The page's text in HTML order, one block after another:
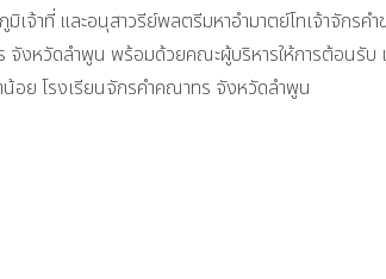
มิเจ้าที่ และอนุสาวรีย์พลตรีมหาอำมาตย์โทเจ้าจักร
จังหวัดลำพูน พร้อมด้วยคณะผู้บริหารให้การต้อนรั
น้อย โรงเรียนจักรคำคณาทร จังหวัดลำพูน